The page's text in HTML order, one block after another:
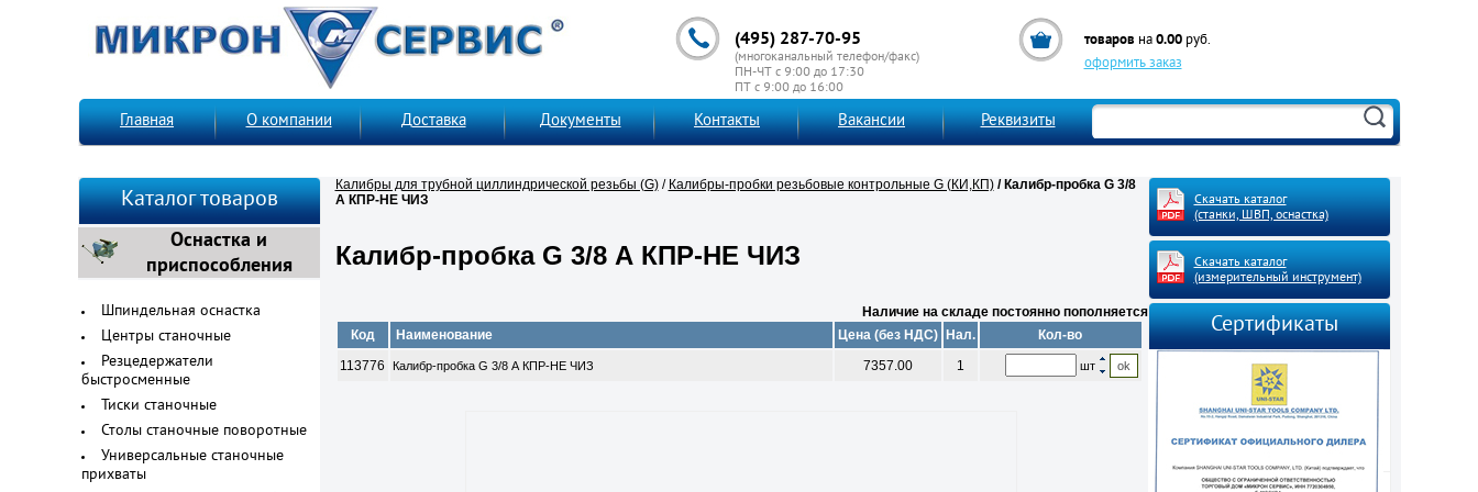
(495) 287-70-95
(многоканальный телефон/факс)
ПН-ЧТ с 9:00 до 17:30
ПТ с 9:00 до 16:00
товаров на 0.00руб.
оформить заказ
Главная О компании Доставка Документы Контакты Вакансии Реквизиты
Каталог товаров
Оснастка и
приспособления
Шпиндельная оснастка
Центры станочные
Резцедержатели
быстросменные
Тиски станочные
Столы станочные поворотные
Универсальные станочные
прихваты
Калибры для трубной циллиндрической резьбы (G)/ Калибры-пробки резьбовые контрольные G (КИ,КП)/ Калибр-пробка G 3/8
А КПР-НЕ ЧИЗ
Калибр-пробка G 3/8 А КПР-НЕ ЧИЗ
Наличие на складе постоянно пополняется
Код
Наименование Цена (без НДС) Нал.
Кол-во
113776
Калибр-пробка G 3/8 А КПР-НЕ ЧИЗ 7357.00 1 шт
Скачать каталог
(станки, ШВП, оснастка)
Скачать каталог
(измерительный инструмент)
Сертификаты